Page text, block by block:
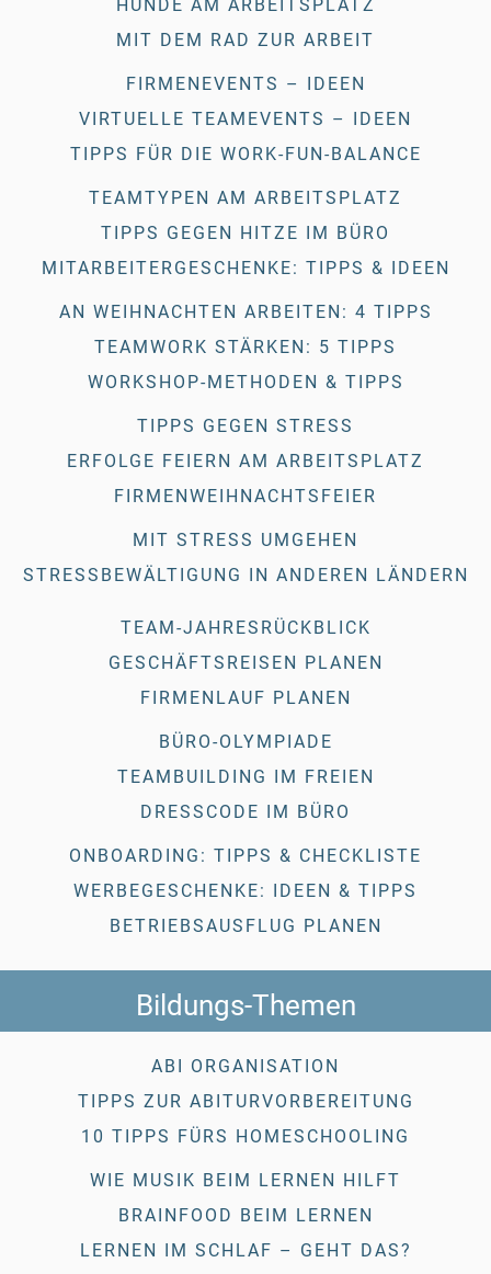
HUNDE AM ARBEITSPLATZ
MIT DEM RAD ZUR ARBEIT
FIRMENEVENTS – IDEEN
VIRTUELLE TEAMEVENTS – IDEEN
TIPPS FÜR DIE WORK-FUN-BALANCE
TEAMTYPEN AM ARBEITSPLATZ
TIPPS GEGEN HITZE IM BÜRO
MITARBEITERGESCHENKE: TIPPS & IDEEN
AN WEIHNACHTEN ARBEITEN: 4 TIPPS
TEAMWORK STÄRKEN: 5 TIPPS
WORKSHOP-METHODEN & TIPPS
TIPPS GEGEN STRESS
ERFOLGE FEIERN AM ARBEITSPLATZ
FIRMENWEIHNACHTSFEIER
MIT STRESS UMGEHEN
STRESSBEWÄLTIGUNG IN ANDEREN LÄNDERN
TEAM-JAHRESRÜCKBLICK
GESCHÄFTSREISEN PLANEN
FIRMENLAUF PLANEN
BÜRO-OLYMPIADE
TEAMBUILDING IM FREIEN
DRESSCODE IM BÜRO
ONBOARDING: TIPPS & CHECKLISTE
WERBEGESCHENKE: IDEEN & TIPPS
BETRIEBSAUSFLUG PLANEN
Bildungs-Themen
ABI ORGANISATION
TIPPS ZUR ABITURVORBEREITUNG
10 TIPPS FÜRS HOMESCHOOLING
WIE MUSIK BEIM LERNEN HILFT
BRAINFOOD BEIM LERNEN
LERNEN IM SCHLAF – GEHT DAS?